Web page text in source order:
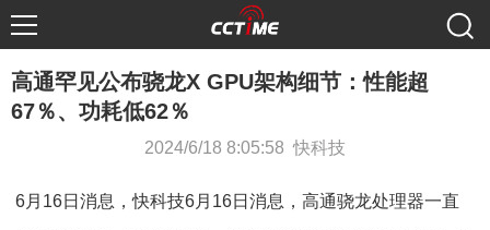
高通罕见公布骁龙X GPU架构细节：性能超
67％、功耗低62％
2024/6/18 8:05:58 快科技
6月16日消息，快科技6月16日消息，高通骁龙处理器一直